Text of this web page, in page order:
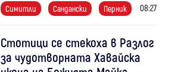
Симитли Сандански Перник 08:27
Стотици се стекоха в Разлог
за чудотворната Хавайска